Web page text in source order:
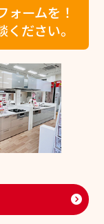
ォームを！
ださい。